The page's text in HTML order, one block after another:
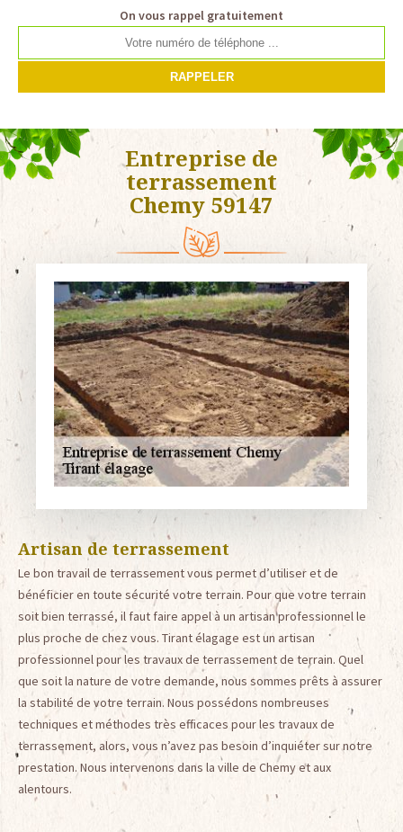
On vous rappel gratuitement
Entreprise de
terrassement
Chemy 59147
Artisan de terrassement
Le bon travail de terrassement vous permet d’utiliser et de
bénéficier en toute sécurité votre terrain. Pour que votre terrain
soit bien terrassé, il faut faire appel à un artisan professionnel le
plus proche de chez vous. Tirant élagage est un artisan
professionnel pour les travaux de terrassement de terrain. Quel
que soit la nature de votre demande, nous sommes prêts à assurer
la stabilité de votre terrain. Nous possédons nombreuses
techniques et méthodes très efficaces pour les travaux de
terrassement, alors, vous n’avez pas besoin d’inquiéter sur notre
prestation. Nous intervenons dans la ville de Chemy et aux
alentours.